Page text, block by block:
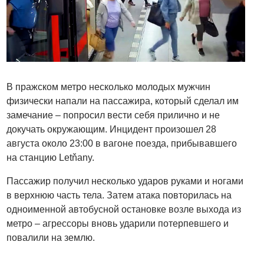
В пражском метро несколько молодых мужчин
физически напали на пассажира, который сделал им
замечание – попросил вести себя прилично и не
докучать окружающим. Инцидент произошел 28
августа около 23:00 в вагоне поезда, прибывавшего
на станцию Letňany.
Пассажир получил несколько ударов руками и ногами
в верхнюю часть тела. Затем атака повторилась на
одноименной автобусной остановке возле выхода из
метро – агрессоры вновь ударили потерпевшего и
повалили на землю.